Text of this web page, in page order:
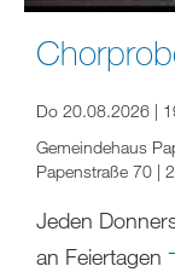
Do 20.08.2026 |
Gemeindehaus
Papenstraße 70 |
Jeden
an Feiertagen